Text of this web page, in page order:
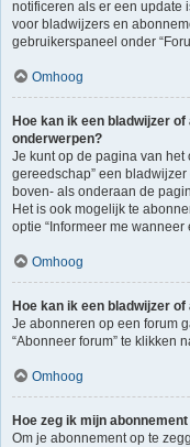
notificeren als er een update
voor bladwijzers en
gebruikerspaneel onder
Omhoog
Hoe kan ik een bladwijzer
onderwerpen?
Je kunt op de pagina van het
gereedschap” een
boven- als onderaan de
Het is ook mogelijk te
optie “Informeer me
Omhoog
Hoe kan ik een bladwijzer
Je abonneren op een forum
“Abonneer forum” te klikken
Omhoog
Hoe zeg ik mijn
Om je abonnement op te